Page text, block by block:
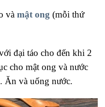
và mật ong (mỗi thứ
đại táo cho đến khi 2
cho mật ong và nước
Ăn và uống nước.